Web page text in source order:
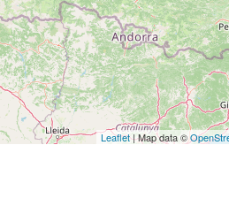
Leaflet| Map data ©